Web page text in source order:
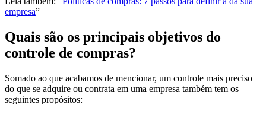
empresa”
Quais são os principais objetivos do
controle de compras?
Somado ao que acabamos de mencionar, um controle mais preciso
do que se adquire ou contrata em uma empresa também tem os
seguintes propósitos: